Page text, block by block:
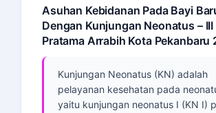
Asuhan Kebidanan Pada Bayi
Dengan Kunjungan Neonatus –
Pratama Arrabih Kota Pekanbaru
Kunjungan Neonatus (KN) adalah
pelayanan kesehatan pada
yaitu kunjungan neonatus I (KN I)